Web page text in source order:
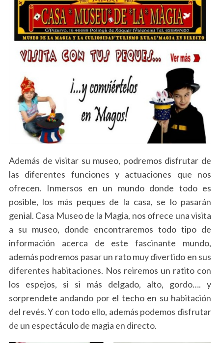
Además de visitar su museo, podremos disfrutar de
las diferentes funciones y actuaciones que nos
ofrecen. Inmersos en un mundo donde todo es
posible, los más peques de la casa, se lo pasarán
genial. Casa Museo de la Magia, nos ofrece una visita
a su museo, donde encontraremos todo tipo de
información acerca de este fascinante mundo,
además podremos pasar un rato muy divertido en sus
diferentes habitaciones. Nos reiremos un ratito con
los espejos, si si más delgado, alto, gordo…. y
sorprendete andando por el techo en su habitación
del revés. Y con todo ello, además podemos disfrutar
de un espectáculo de magia en directo.